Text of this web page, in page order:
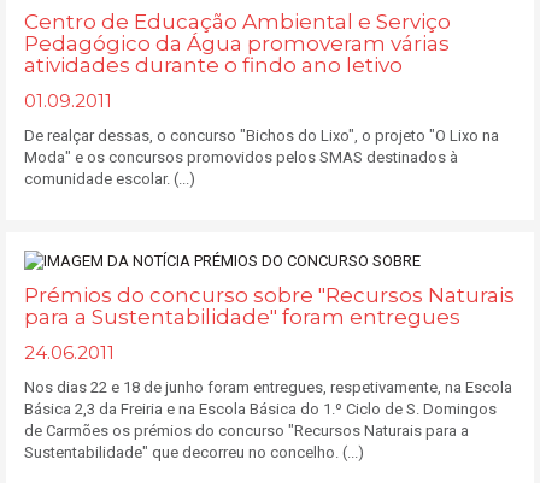
Centro de Educação Ambiental e Serviço
Pedagógico da Água promoveram várias
atividades durante o findo ano letivo
01.09.2011
De realçar dessas, o concurso "Bichos do Lixo", o projeto "O Lixo na
Moda" e os concursos promovidos pelos SMAS destinados à
comunidade escolar. (...)
Prémios do concurso sobre "Recursos Naturais
para a Sustentabilidade" foram entregues
24.06.2011
Nos dias 22 e 18 de junho foram entregues, respetivamente, na Escola
Básica 2,3 da Freiria e na Escola Básica do 1.º Ciclo de S. Domingos
de Carmões os prémios do concurso "Recursos Naturais para a
Sustentabilidade" que decorreu no concelho. (...)